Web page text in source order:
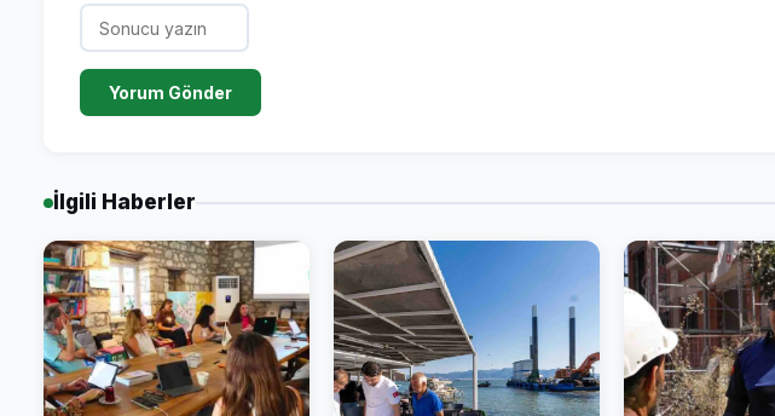
Yorum Gönder
İlgili Haberler